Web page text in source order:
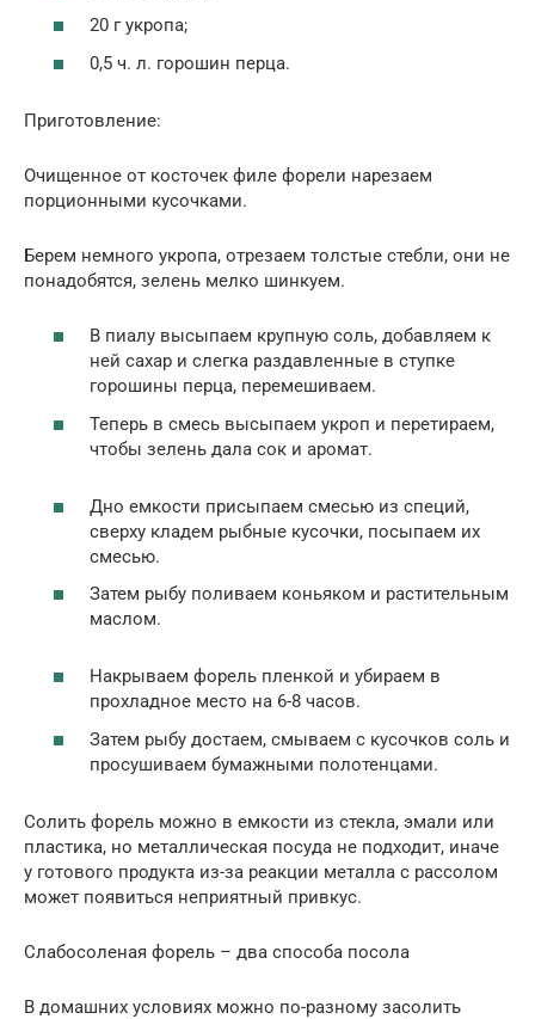
20 г укропа;
0,5 ч. л. горошин перца.
Приготовление:
Очищенное от косточек филе форели нарезаем
порционными кусочками.
Берем немного укропа, отрезаем толстые стебли, они не
понадобятся, зелень мелко шинкуем.
В пиалу высыпаем крупную соль, добавляем к
ней сахар и слегка раздавленные в ступке
горошины перца, перемешиваем.
Теперь в смесь высыпаем укроп и перетираем,
чтобы зелень дала сок и аромат.
Дно емкости присыпаем смесью из специй,
сверху кладем рыбные кусочки, посыпаем их
смесью.
Затем рыбу поливаем коньяком и растительным
маслом.
Накрываем форель пленкой и убираем в
прохладное место на 6-8 часов.
Затем рыбу достаем, смываем с кусочков соль и
просушиваем бумажными полотенцами.
Солить форель можно в емкости из стекла, эмали или
пластика, но металлическая посуда не подходит, иначе
у готового продукта из-за реакции металла с рассолом
может появиться неприятный привкус.
Слабосоленая форель – два способа посола
В домашних условиях можно по-разному засолить